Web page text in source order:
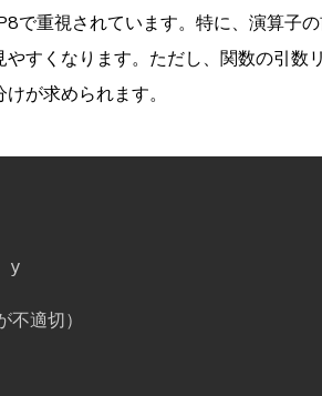
で重視されています。特に、演算子
やすくなります。ただし、関数の引数
が求められます。
y
適切）